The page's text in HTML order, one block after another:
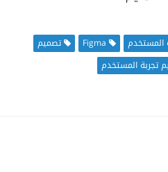
Figma
تصميم
تجربة المستخدم